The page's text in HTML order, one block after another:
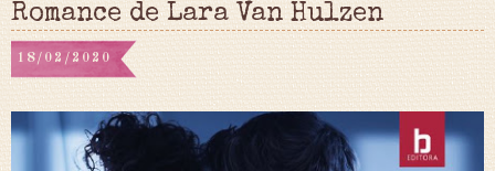
Romance de Lara Van Hulzen
18/02/2020